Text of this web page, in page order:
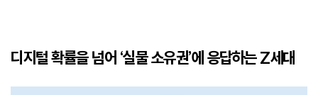
디지털 확률을 넘어 ‘실물 소유권’에 응답하는 Z세대